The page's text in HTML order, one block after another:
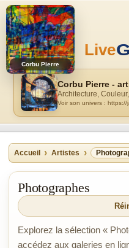
Corbu Pierre
Corbu Pierre -
Voir son univers :
Accueil Artistes
Photographes
Explorez la sélection «
accédez aux galeries en